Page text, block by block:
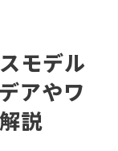
モデル
アやワ
説